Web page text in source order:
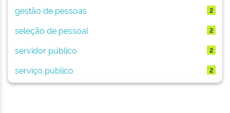
gestão de pessoas
2
seleção de pessoal 2
servidor público 2
serviço público 2